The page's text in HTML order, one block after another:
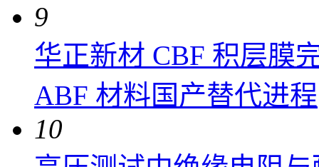
9
华正新材 CBF 积层膜
ABF 材料国产替代进程
10